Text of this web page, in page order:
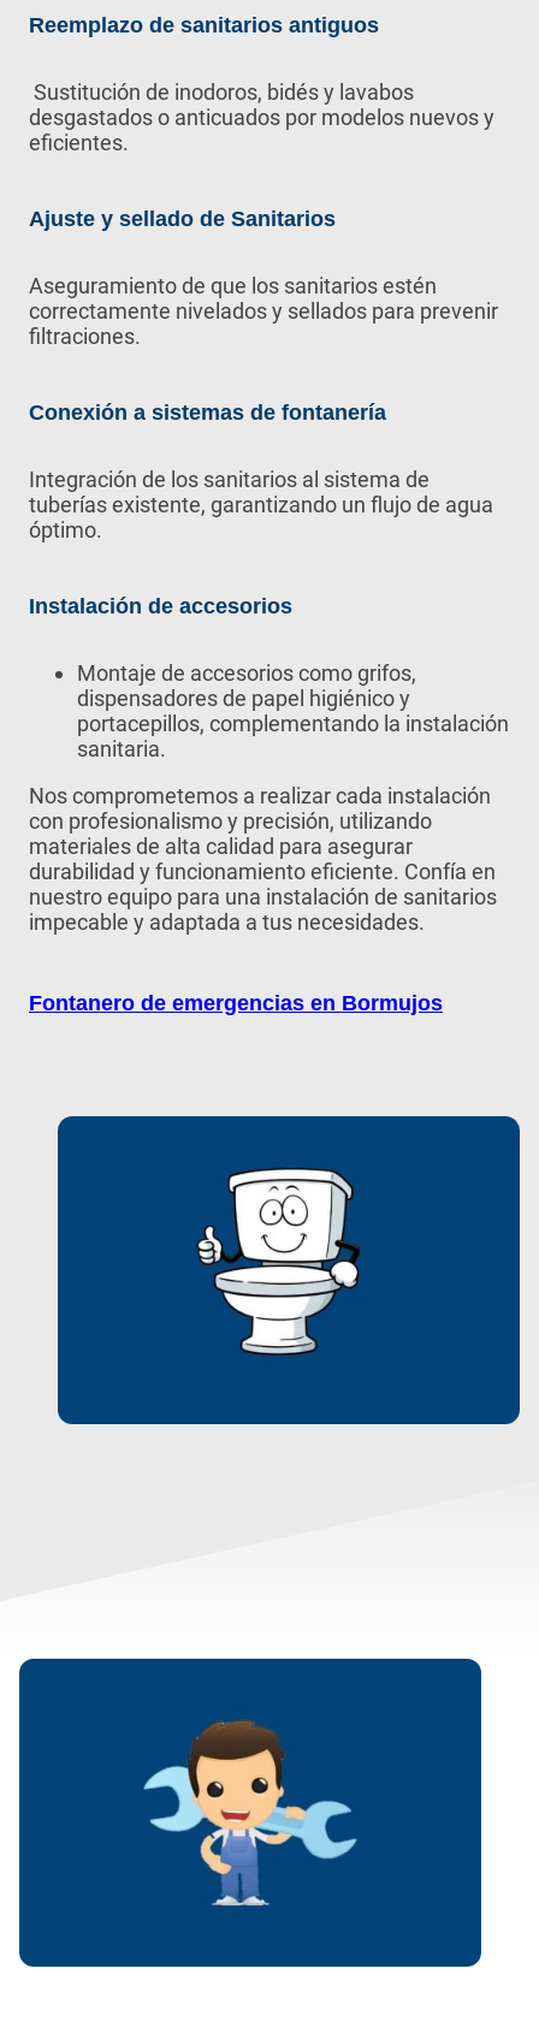
Reemplazo de sanitarios antiguos
Sustitución de inodoros, bidés y lavabos
desgastados o anticuados por modelos nuevos y
eficientes.
Ajuste y sellado de Sanitarios
Aseguramiento de que los sanitarios estén
correctamente nivelados y sellados para prevenir
filtraciones.
Conexión a sistemas de fontanería
Integración de los sanitarios al sistema de
tuberías existente, garantizando un flujo de agua
óptimo.
Instalación de accesorios
Montaje de accesorios como grifos,
dispensadores de papel higiénico y
portacepillos, complementando la instalación
sanitaria.
Nos comprometemos a realizar cada instalación
con profesionalismo y precisión, utilizando
materiales de alta calidad para asegurar
durabilidad y funcionamiento eficiente. Confía en
nuestro equipo para una instalación de sanitarios
impecable y adaptada a tus necesidades.
Fontanero de emergencias en Bormujos